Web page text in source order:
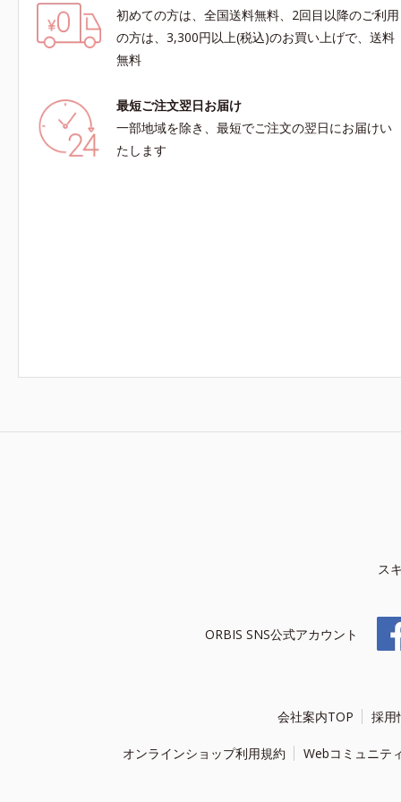
初めての方は、全国送料無料、2回目以降のご利用
の方は、3,300円以上(税込)のお買い上げで、送料
無料
最短ご注文翌日お届け
一部地域を除き、最短でご注文の翌日にお届けい
たします
ス
ORBIS SNS公式アカウント
会社案内TOP 採用
オンラインショップ利用規約 Webコミュニテ